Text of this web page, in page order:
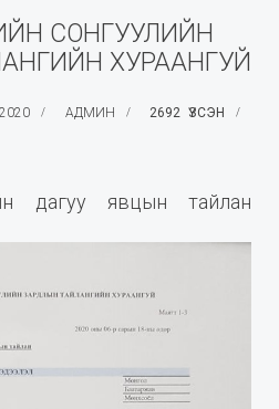
СОНГУУЛИЙН
ХУРААНГУЙ
АДМИН 2692 ҮЗСЭН
дагуу явцын тайлан